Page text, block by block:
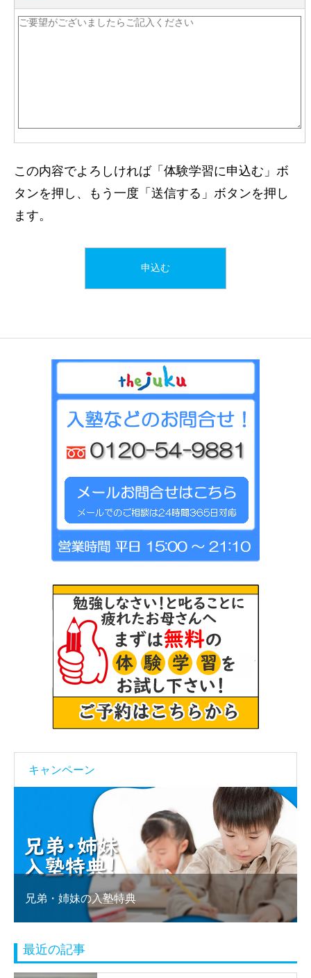
この内容でよろしければ「体験学習に申込む」ボ
タンを押し、もう一度「送信する」ボタンを押し
ます。
キャンペーン
塾乗り換え割りキャンペーン実施中
最近の記事